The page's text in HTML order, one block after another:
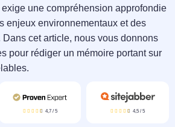
📝
📝
💎
une compréhension approfondie
enjeux environnementaux et des
cet article, nous vous donnons
pour rédiger un mémoire portant sur
4,7/ 5 4,5 / 5